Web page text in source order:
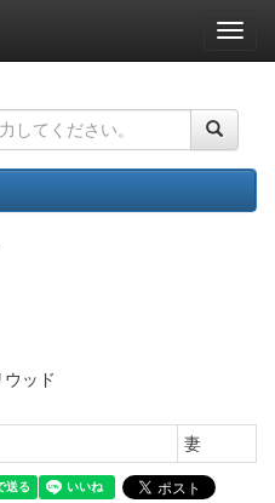
ナ
ビ
ー
ョ
ン
ッド
妻